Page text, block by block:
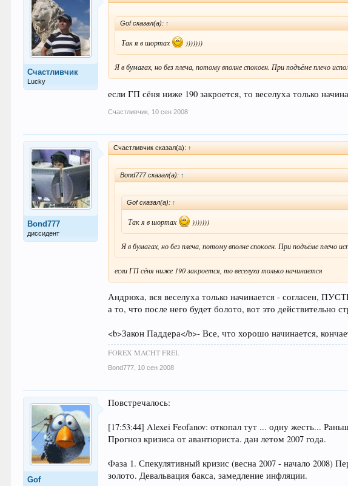
Счастливчик
Lucky
Gof сказал(а): ↑
Так я в шортах )))))))
Я в бумагах, но без плеча, потому вполне спокоен. При подъёме плечо
если ГП сёня ниже 190 закроется, то веселуха только
Счастливчик 10 сен 2008
Bond777
диссидент
Счастливчик сказал(а): ↑
Bond777 сказал(а): ↑
Gof сказал(а): ↑
Так я в шортах )))))))
Я в бумагах, но без плеча, потому вполне спокоен. При подъёме плечо
если ГП сёня ниже 190 закроется, то веселуха только начинается
Андрюха, вся веселуха только начинается - согласен,
а то, что после него будет болото, вот это действительно
<b>Закон Паддера</b>- Все, что хорошо начинается,
FOREX MACHT FREI.
Bond777 10 сен 2008
Gof
Повстречалось:
[17:53:44] Alexei Feofanov: откопал тут ... одну жесть...
Прогноз кризиса от авантюриста. дан летом 2007 года.
Фаза 1. Спекулятивный кризис (весна 2007 - начало 2008)
золото. Девальвация бакса, замедление инфляции.